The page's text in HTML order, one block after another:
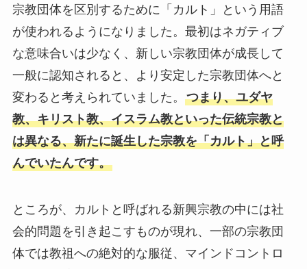
宗教団体を区別するために「カルト」という用語
が使われるようになりました。最初はネガティブ
な意味合いは少なく、新しい宗教団体が成長して
一般に認知されると、より安定した宗教団体へと
変わると考えられていました。 つまり、ユダヤ
教、キリスト教、イスラム教といった伝統宗教と
は異なる、新たに誕生した宗教を「カルト」と呼
んでいたんです。
ところが、カルトと呼ばれる新興宗教の中には社
会的問題を引き起こすものが現れ、一部の宗教団
体では教祖への絶対的な服従、マインドコントロ